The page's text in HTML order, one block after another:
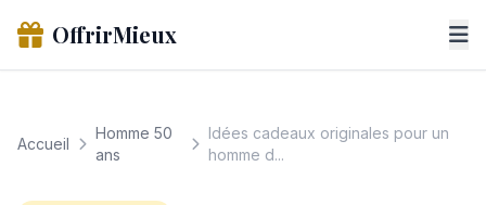
OffrirMieux
Accueil
Homme 50
ans
Idées cadeaux originales pour un
homme d...